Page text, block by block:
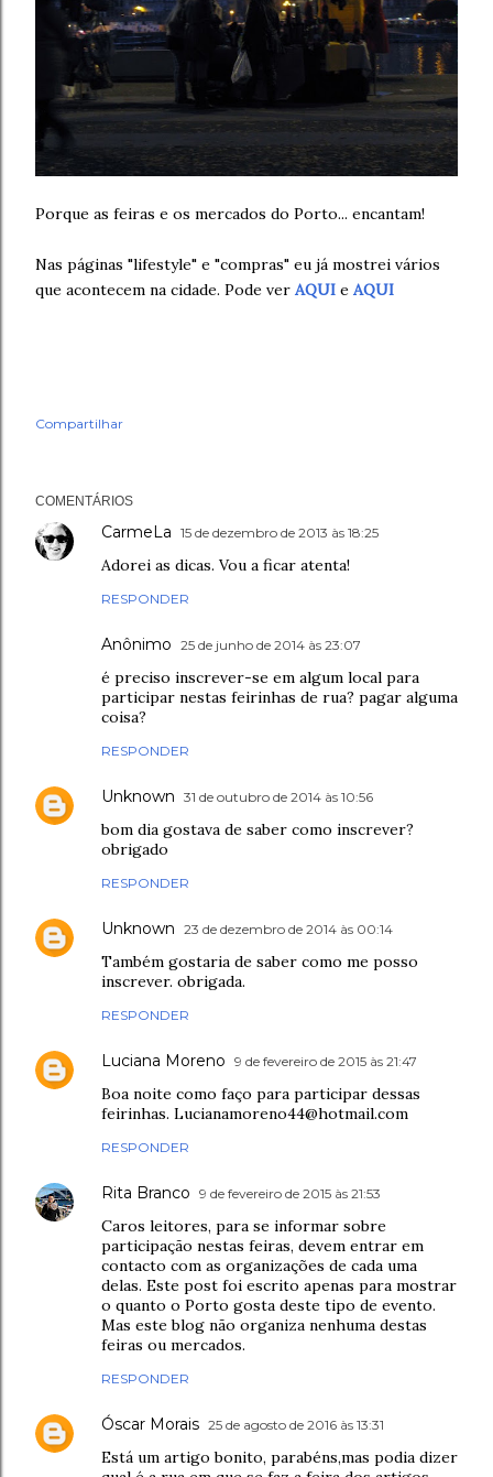
Porque as feiras e os mercados do Porto... encantam!
Nas páginas "lifestyle" e "compras" eu já mostrei vários
que acontecem na cidade. Pode ver AQUI e AQUI
Compartilhar
COMENTÁRIOS
CarmeLa 15 de dezembro de 2013 às 18:25
Adorei as dicas. Vou a ficar atenta!
RESPONDER
Anônimo 25 de junho de 2014 às 23:07
é preciso inscrever-se em algum local para
participar nestas feirinhas de rua? pagar alguma
coisa?
RESPONDER
Unknown 31 de outubro de 2014 às 10:56
bom dia gostava de saber como inscrever?
obrigado
RESPONDER
Unknown 23 de dezembro de 2014 às 00:14
Também gostaria de saber como me posso
inscrever. obrigada.
RESPONDER
Luciana Moreno 9 de fevereiro de 2015 às 21:47
Boa noite como faço para participar dessas
feirinhas. Lucianamoreno44@hotmail.com
RESPONDER
Rita Branco 9 de fevereiro de 2015 às 21:53
Caros leitores, para se informar sobre
participação nestas feiras, devem entrar em
contacto com as organizações de cada uma
delas. Este post foi escrito apenas para mostrar
o quanto o Porto gosta deste tipo de evento.
Mas este blog não organiza nenhuma destas
feiras ou mercados.
RESPONDER
Óscar Morais 25 de agosto de 2016 às 13:31
Está um artigo bonito, parabéns,mas podia dizer